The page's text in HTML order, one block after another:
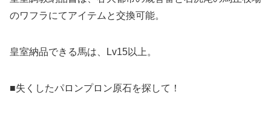
のワフラにてアイテムと交換可能。
皇室納品できる馬は、Lv15以上。
■失くしたパロンプロン原石を探して！